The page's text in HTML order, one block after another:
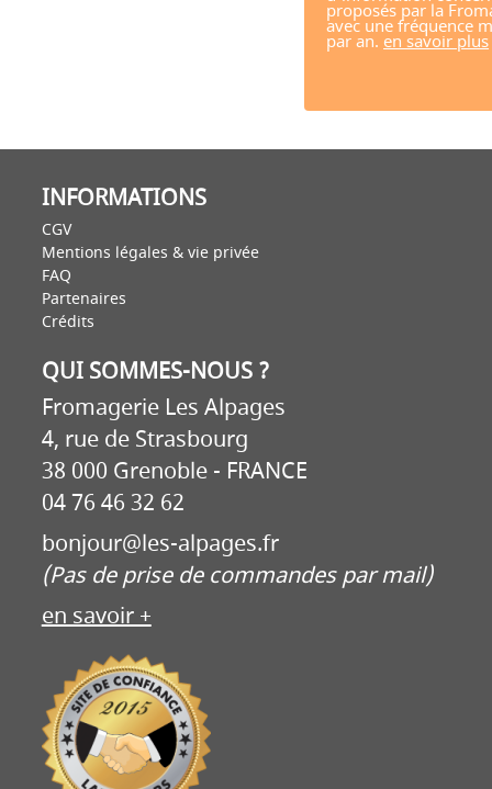
proposés par la
avec une fréquence
par an. en savoir plus
INFORMATIONS
CGV
Mentions légales & vie privée
FAQ
Partenaires
Crédits
QUI SOMMES-NOUS ?
Fromagerie Les Alpages
4, rue de Strasbourg
38 000 Grenoble - FRANCE
04 76 46 32 62
bonjour@les-alpages.fr
(Pas de prise de commandes par mail)
en savoir +